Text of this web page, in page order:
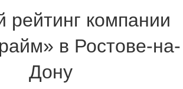
рейтинг компании
в Ростове-на-
Дону